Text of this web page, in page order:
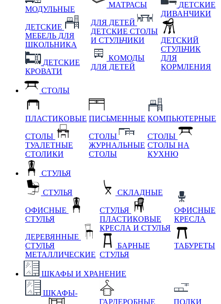
МОДУЛЬНЫЕ
ДЕТСКИЕ
МЕБЕЛЬ ДЛЯ
ШКОЛЬНИКА
ДЕТСКИЕ
КРОВАТИ
МАТРАСЫ
ДЛЯ ДЕТЕЙ
ДЕТСКИЕ СТОЛЫ
И СТУЛЬЧИКИ
КОМОДЫ
ДЛЯ ДЕТЕЙ
ДЕТСКИЕ
ДИВАНЧИКИ
ДЕТСКИЙ
СТУЛЬЧИК
ДЛЯ
КОРМЛЕНИЯ
СТОЛЫ
ПЛАСТИКОВЫЕ
СТОЛЫ
ТУАЛЕТНЫЕ
СТОЛИКИ
ПИСЬМЕННЫЕ
СТОЛЫ
ЖУРНАЛЬНЫЕ
СТОЛЫ
КОМПЬЮТЕРНЫЕ
СТОЛЫ
СТОЛЫ НА
КУХНЮ
СТУЛЬЯ
СТУЛЬЯ
ОФИСНЫЕ
СТУЛЬЯ
ДЕРЕВЯННЫЕ
СТУЛЬЯ
МЕТАЛЛИЧЕСКИЕ
СКЛАДНЫЕ
СТУЛЬЯ
ПЛАСТИКОВЫЕ
КРЕСЛА И СТУЛЬЯ
БАРНЫЕ
СТУЛЬЯ
ОФИСНЫЕ
КРЕСЛА
ТАБУРЕТЫ
ШКАФЫ И ХРАНЕНИЕ
ШКАФЫ-
ГАРДЕРОБНЫЕ
ПОЛКИ